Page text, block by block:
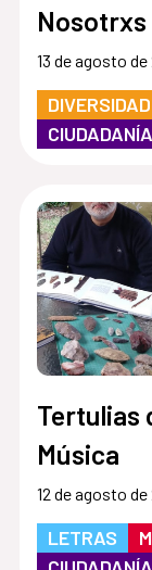
13 de agosto de
Tertulias
Música
12 de agosto de
LETRAS